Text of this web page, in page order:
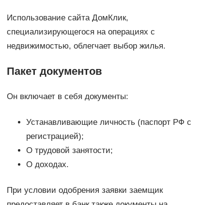
Использование сайта ДомКлик,
специализирующегося на операциях с
недвижимостью, облегчает выбор жилья.
Пакет документов
Он включает в себя документы:
Устанавливающие личность (паспорт РФ с
регистрацией);
О трудовой занятости;
О доходах.
При условии одобрения заявки заемщик